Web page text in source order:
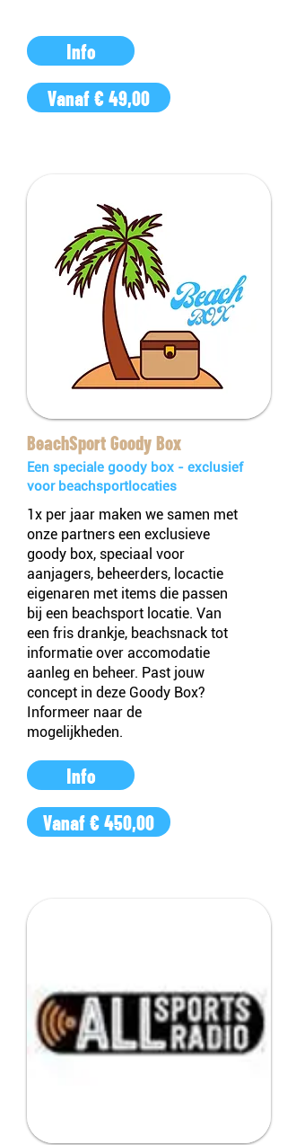
Info
Vanaf € 49,00
BeachSport Goody Box
Een speciale goody box - exclusief
voor beachsportlocaties
1x per jaar maken we samen met
onze partners een exclusieve
goody box, speciaal voor
aanjagers, beheerders, locactie
eigenaren met items die passen
bij een beachsport locatie. Van
een fris drankje, beachsnack tot
informatie over accomodatie
aanleg en beheer. Past jouw
concept in deze Goody Box?
Informeer naar de
mogelijkheden.
Info
Vanaf € 450,00